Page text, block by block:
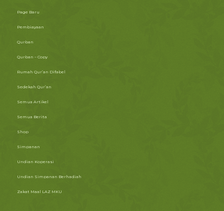
Page Baru
Pembiayaan
Qurban
Qurban – Copy
Rumah Qur’an Difabel
Sedekah Qur’an
Semua Artikel
Semua Berita
Shop
Simpanan
Undian Koperasi
Undian Simpanan Berhadiah
Zakat Maal LAZ MKU